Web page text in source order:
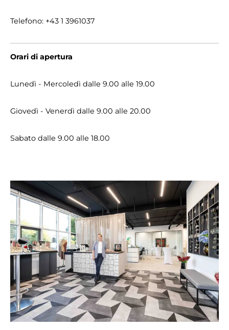
Telefono: +43 1 3961037
Orari di apertura
Lunedì - Mercoledì dalle 9.00 alle 19.00
Giovedì - Venerdì dalle 9.00 alle 20.00
Sabato dalle 9.00 alle 18.00